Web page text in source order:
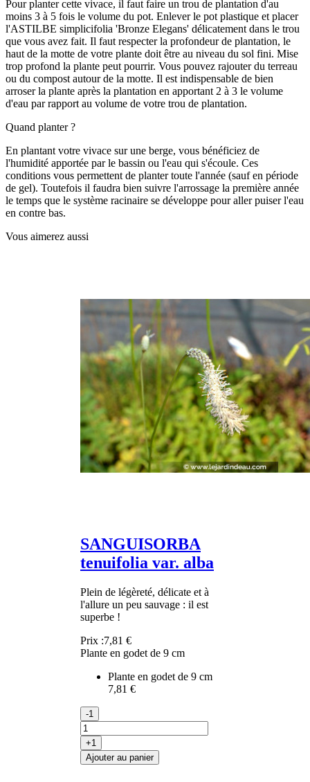
Pour planter cette vivace, il faut faire un trou de plantation d'au
moins 3 à 5 fois le volume du pot. Enlever le pot plastique et placer
l'ASTILBE simplicifolia 'Bronze Elegans' délicatement dans le trou
que vous avez fait. Il faut respecter la profondeur de plantation, le
haut de la motte de votre plante doit être au niveau du sol fini. Mise
trop profond la plante peut pourrir. Vous pouvez rajouter du terreau
ou du compost autour de la motte. Il est indispensable de bien
arroser la plante après la plantation en apportant 2 à 3 le volume
d'eau par rapport au volume de votre trou de plantation.
Quand planter ?
En plantant votre vivace sur une berge, vous bénéficiez de
l'humidité apportée par le bassin ou l'eau qui s'écoule. Ces
conditions vous permettent de planter toute l'année (sauf en période
de gel). Toutefois il faudra bien suivre l'arrossage la première année
le temps que le système racinaire se développe pour aller puiser l'eau
en contre bas.
Vous aimerez aussi
SANGUISORBA
tenuifolia var. alba
Plein de légèreté, délicate et à
l'allure un peu sauvage : il est
superbe !
Prix :7,81 €
Plante en godet de 9 cm
Plante en godet de 9 cm
7,81 €
-1
+1
Ajouter au panier